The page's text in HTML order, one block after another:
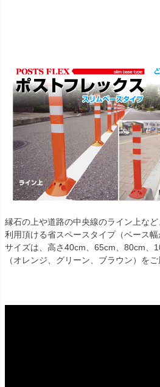
縁石の上や道路の中央線のライン上な
利用頂ける省スペースタイプ（ベース幅
サイズは、高さ40cm、65cm、80cm、
（オレンジ、グリーン、ブラウン）をご